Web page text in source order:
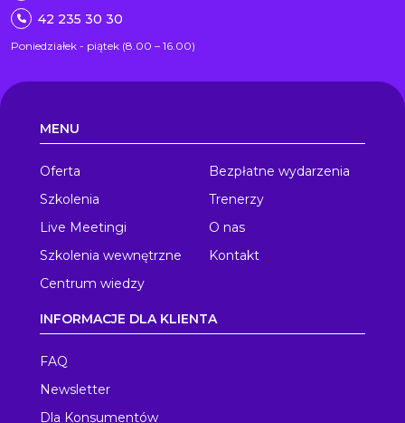
42 235 30 30
Poniedziałek - piątek (8.00 – 16.00)
MENU
Oferta
Szkolenia
Live Meetingi
Szkolenia wewnętrzne
Centrum wiedzy
Bezpłatne wydarzenia
Trenerzy
O nas
Kontakt
INFORMACJE DLA KLIENTA
FAQ
Newsletter
Dla Konsumentów